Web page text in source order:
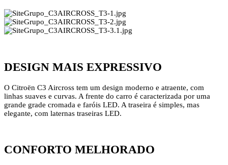
DESIGN MAIS EXPRESSIVO
O Citroën C3 Aircross tem um design moderno e atraente, com
linhas suaves e curvas. A frente do carro é caracterizada por uma
grande grade cromada e faróis LED. A traseira é simples, mas
elegante, com laternas traseiras LED.
CONFORTO MELHORADO